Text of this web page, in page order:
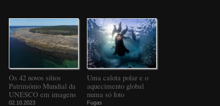
Os 42 novos sítios
Património Mundial da
UNESCO em imagens
02.10.2023
Uma calota polar e o
aquecimento global
numa só foto
Fugas